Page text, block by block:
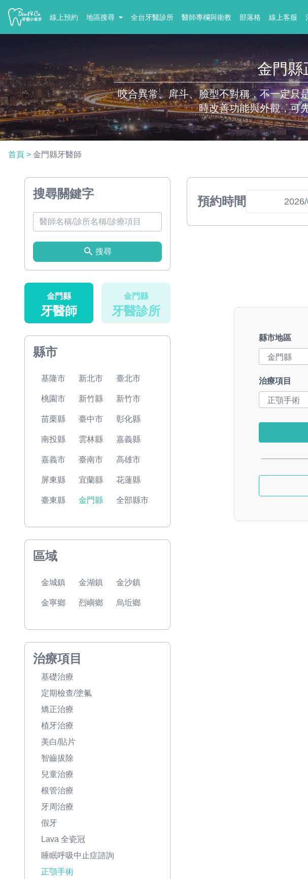
線上預約 地區搜尋 全台牙醫診所 醫師專欄與衛教 部落格 線上客服
金門縣
咬合異常、戽斗、臉型不對稱，不一定只
時改善功能與外觀，可
首頁 > 金門縣牙醫師
搜尋關鍵字
搜尋
金門縣
牙醫師
金門縣
牙醫診所
縣市
基隆市 新北市 臺北市
桃園市 新竹縣 新竹市
苗栗縣 臺中市 彰化縣
南投縣 雲林縣 嘉義縣
嘉義市 臺南市 高雄市
屏東縣 宜蘭縣 花蓮縣
臺東縣 金門縣 全部縣市
區域
金城鎮 金湖鎮 金沙鎮
金寧鄉 烈嶼鄉 烏坵鄉
治療項目
基礎治療
定期檢查/塗氟
矯正治療
植牙治療
美白/貼片
智齒拔除
兒童治療
根管治療
牙周治療
假牙
Lava 全瓷冠
睡眠呼吸中止症諮詢
正顎手術
預約時間
縣市地區
治療項目